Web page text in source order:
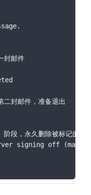
封邮件
封邮件，准备退出
段，永久删除被标记的邮
signing off